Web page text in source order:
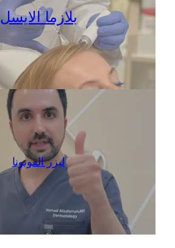
بلازما الايسل
ليزر الفوتونا